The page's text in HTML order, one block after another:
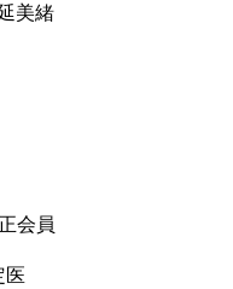
美緒
会員
医